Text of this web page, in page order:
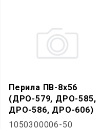
Перила ПВ-8х56
(ДРО-579, ДРО-585,
ДРО-586, ДРО-606)
1050300006-50